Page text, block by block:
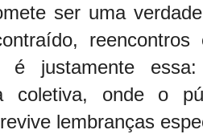
ser uma
é justamente
coletiva, onde o
lembranças